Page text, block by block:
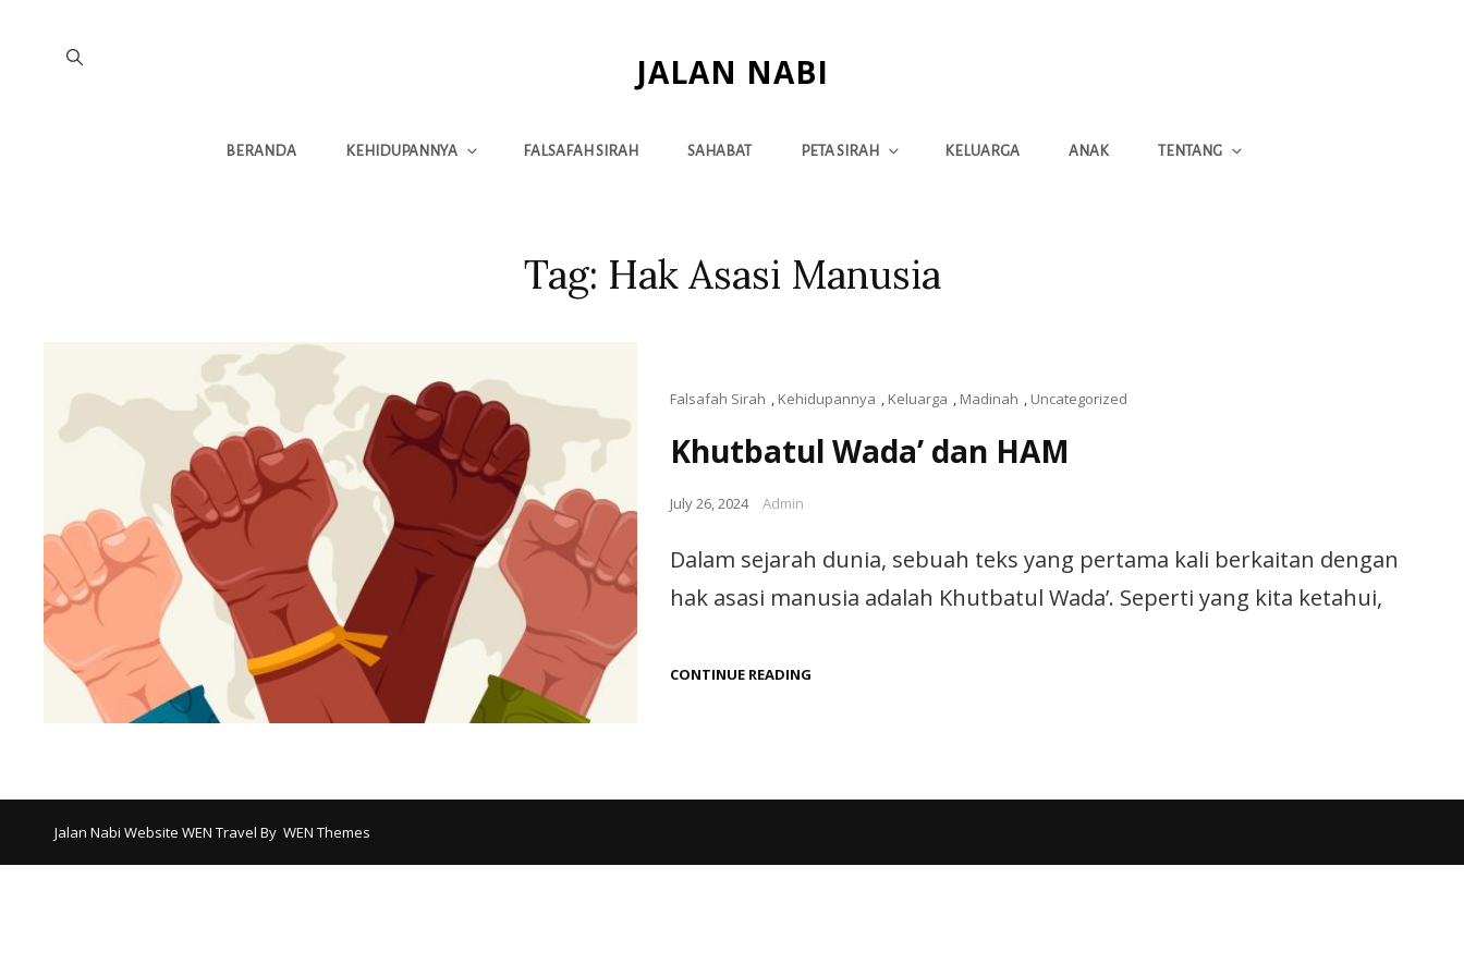
JALAN NABI
BERANDA KEHIDUPANNYA FALSAFAH SIRAH SAHABAT PETA SIRAH KELUARGA ANAK TENTANG
Tag: Hak Asasi Manusia
Falsafah Sirah , Kehidupannya , Keluarga , Madinah , Uncategorized
Khutbatul Wada’ dan HAM
July 26, 2024 Admin
Dalam sejarah dunia, sebuah teks yang pertama kali berkaitan dengan
hak asasi manusia adalah Khutbatul Wada’. Seperti yang kita ketahui,
CONTINUE READING
Jalan Nabi Website WEN Travel By WEN Themes